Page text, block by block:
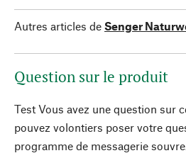
Autres articles de Senger
Question sur le produit
Test Vous avez une question sur
pouvez volontiers poser votre
programme de messagerie